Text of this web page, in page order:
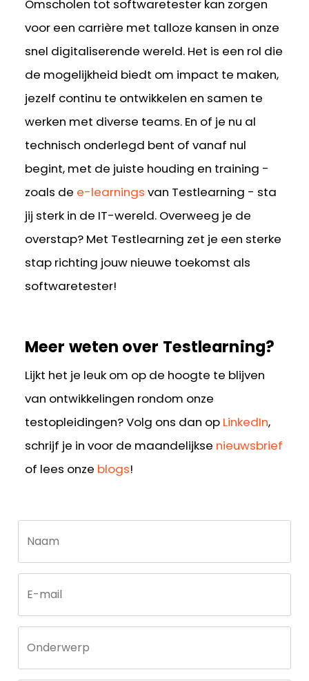
Omscholen tot softwaretester kan zorgen
voor een carrière met talloze kansen in onze
snel digitaliserende wereld. Het is een rol die
de mogelijkheid biedt om impact te maken,
jezelf continu te ontwikkelen en samen te
werken met diverse teams. En of je nu al
technisch onderlegd bent of vanaf nul
begint, met de juiste houding en training -
zoals de e-learnings van Testlearning - sta
jij sterk in de IT-wereld. Overweeg je de
overstap? Met Testlearning zet je een sterke
stap richting jouw nieuwe toekomst als
softwaretester!
Meer weten over Testlearning?
Lijkt het je leuk om op de hoogte te blijven
van ontwikkelingen rondom onze
testopleidingen? Volg ons dan op LinkedIn,
schrijf je in voor de maandelijkse nieuwsbrief
of lees onze blogs!
Call
back
by
fax
Naam
E-mail
Onderwerp